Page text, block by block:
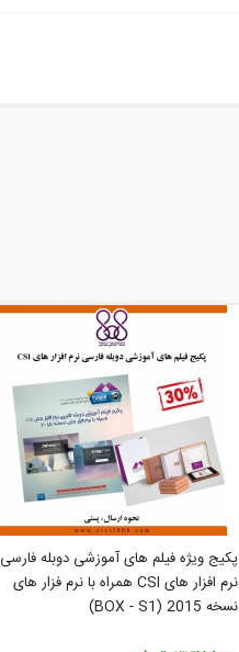
پکیج ویژه فیلم های آموزشی دوبله فارسی
نرم افزار های CSI همراه با نرم فزار های
نسخه 2015 (BOX - S1)